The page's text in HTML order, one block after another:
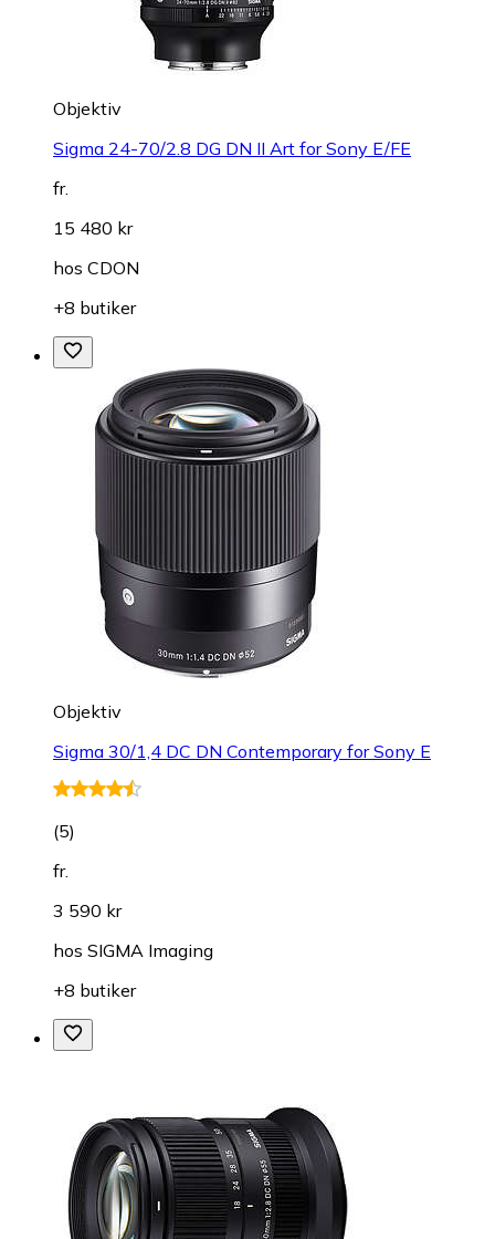
Objektiv
Sigma 24-70/2.8 DG DN II Art for Sony E/FE
fr.
15 480 kr
hos CDON
+8 butiker
Objektiv
Sigma 30/1,4 DC DN Contemporary for Sony E
(5)
fr.
3 590 kr
hos SIGMA Imaging
+8 butiker